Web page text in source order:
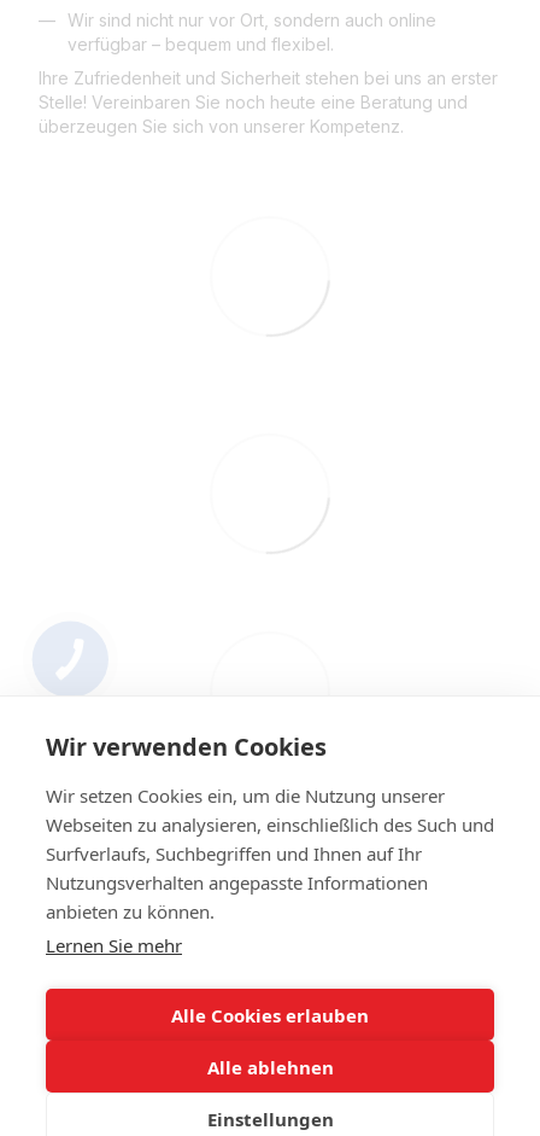
Wir sind nicht nur vor Ort, sondern auch online
verfügbar – bequem und flexibel.
Ihre Zufriedenheit und Sicherheit stehen bei uns an erster
Stelle! Vereinbaren Sie noch heute eine Beratung und
überzeugen Sie sich von unserer Kompetenz.
+4314420014
© 2023 IHR Autoglas. Ihr Experte für Autoglas
Wir verwenden Cookies
Wir setzen Cookies ein, um die Nutzung unserer
Webseiten zu analysieren, einschließlich des Such und
Surfverlaufs, Suchbegriffen und Ihnen auf Ihr
Nutzungsverhalten angepasste Informationen
anbieten zu können.
Lernen Sie mehr
Alle Cookies erlauben
Alle ablehnen
Einstellungen